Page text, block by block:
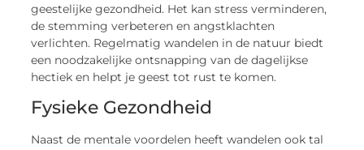
geestelijke gezondheid. Het kan stress verminderen,
de stemming verbeteren en angstklachten
verlichten. Regelmatig wandelen in de natuur biedt
een noodzakelijke ontsnapping van de dagelijkse
hectiek en helpt je geest tot rust te komen.
Fysieke Gezondheid
Naast de mentale voordelen heeft wandelen ook tal